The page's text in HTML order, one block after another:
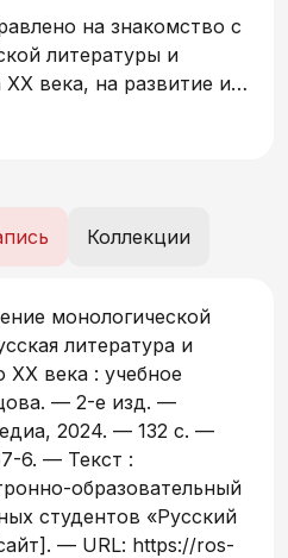
на знакомство с
литературы и
века, на развитие и
чтения
пути
и систему
в
учащихся
литературу, а также
иностранными
русской
Коллекции
монологической
литература и
XX века : учебное
— 2-е изд. —
2024. — 132 c. —
6. — Текст :
образовательный
студентов «Русский
— URL: https://ros-